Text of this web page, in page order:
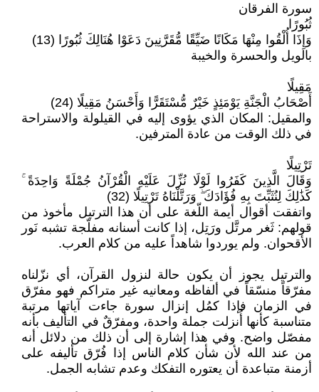
سورة الفرقان
ثُبُورًا
وَإِذَا أُلْقُوا مِنْهَا مَكَانًا ضَيِّقًا مُّقَرَّنِينَ دَعَوْا هُنَالِكَ ثُبُورًا (13)
بالويل والحسرة والخيبة
مَقِيلًا
أَصْحَابُ الْجَنَّةِ يَوْمَئِذٍ خَيْرٌ مُّسْتَقَرًّا وَأَحْسَنُ مَقِيلًا (24)
والمقيل: المكان الذي يؤوى إليه في القيلولة والاستراحة
في ذلك الوقت من عادة المترفين.
تَرْتِيلًا
وَقَالَ الَّذِينَ كَفَرُوا لَوْلَا نُزِّلَ عَلَيْهِ الْقُرْآنُ جُمْلَةً وَاحِدَةً ۚ
كَذَٰلِكَ لِنُثَبِّتَ بِهِ فُؤَادَكَ ۖ وَرَتَّلْنَاهُ تَرْتِيلًا (32)
واتفقت أقوال أيمة اللّغة على أن هذا الترتيل مأخوذ من
قولهم: ثَغر مرتَّل ورَتِل، إذا كانت أسنانه مفلّجة تشبه نَور
الأقحوان. ولم يوردوا شاهداً عليه من كلام العرب.
والترتيل يجوز أن يكون حالة لنزول القرآن، أي نزّلناه
مفرّقاً منسّقاً في ألفاظه ومعانيه غير متراكم فهو مفرّق
في الزمان فإذا كمُل إنزال سورة جاءت آياتها مرتبة
متناسبة كأنها أُنزلت جملة واحدة، ومفرّقٌ في التأليف بأنه
مفصّل واضح. وفي هذا إشارة إلى أن ذلك من دلائل أنه
من عند الله لأن شأن كلام الناس إذا فُرّق تأليفه على
أزمنة متباعدة أن يعتوره التفكك وعدم تشابه الجمل.